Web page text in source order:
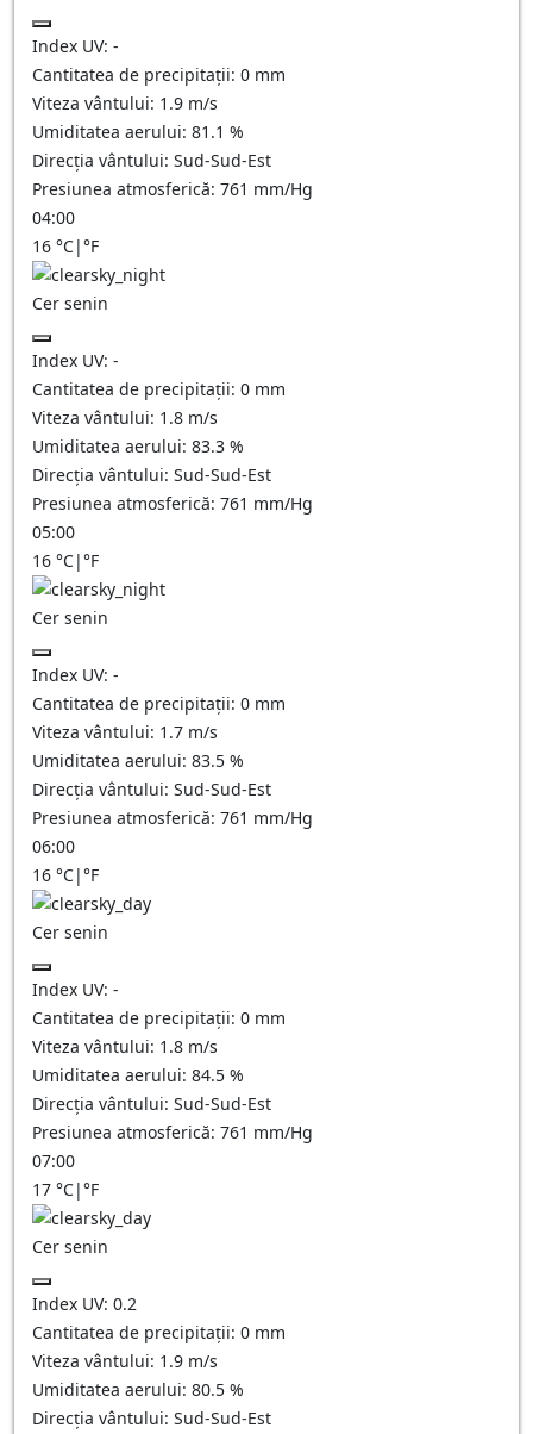
Index UV: -
Cantitatea de precipitații: 0 mm
Viteza vântului: 1.9 m/s
Umiditatea aerului: 81.1 %
Direcția vântului: Sud-Sud-Est
Presiunea atmosferică: 761 mm/Hg
04:00
16 °C|°F
Cer senin
Index UV: -
Cantitatea de precipitații: 0 mm
Viteza vântului: 1.8 m/s
Umiditatea aerului: 83.3 %
Direcția vântului: Sud-Sud-Est
Presiunea atmosferică: 761 mm/Hg
05:00
16 °C|°F
Cer senin
Index UV: -
Cantitatea de precipitații: 0 mm
Viteza vântului: 1.7 m/s
Umiditatea aerului: 83.5 %
Direcția vântului: Sud-Sud-Est
Presiunea atmosferică: 761 mm/Hg
06:00
16 °C|°F
Cer senin
Index UV: -
Cantitatea de precipitații: 0 mm
Viteza vântului: 1.8 m/s
Umiditatea aerului: 84.5 %
Direcția vântului: Sud-Sud-Est
Presiunea atmosferică: 761 mm/Hg
07:00
17 °C|°F
Cer senin
Index UV: 0.2
Cantitatea de precipitații: 0 mm
Viteza vântului: 1.9 m/s
Umiditatea aerului: 80.5 %
Direcția vântului: Sud-Sud-Est